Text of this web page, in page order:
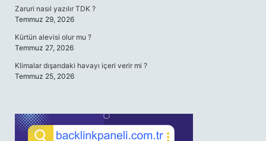
Zaruri nasıl yazılır TDK ?
Temmuz 29, 2026
Kürtün alevisi olur mu ?
Temmuz 27, 2026
Klimalar dışarıdaki havayı içeri verir mi ?
Temmuz 25, 2026